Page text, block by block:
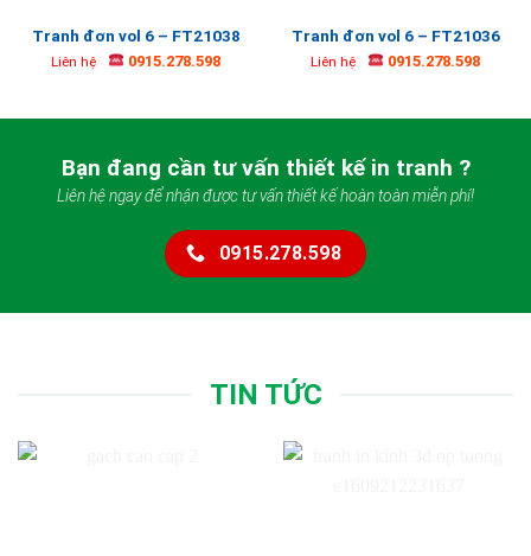
Tranh đơn vol 6 – FT21038
Liên hệ 0915.278.598
Tranh đơn vol 6 – FT21036
Liên hệ 0915.278.598
Bạn đang cần tư vấn thiết kế in tranh ?
Liên hệ ngay để nhận được tư vấn thiết kế hoàn toàn miễn phí!
0915.278.598
TIN TỨC